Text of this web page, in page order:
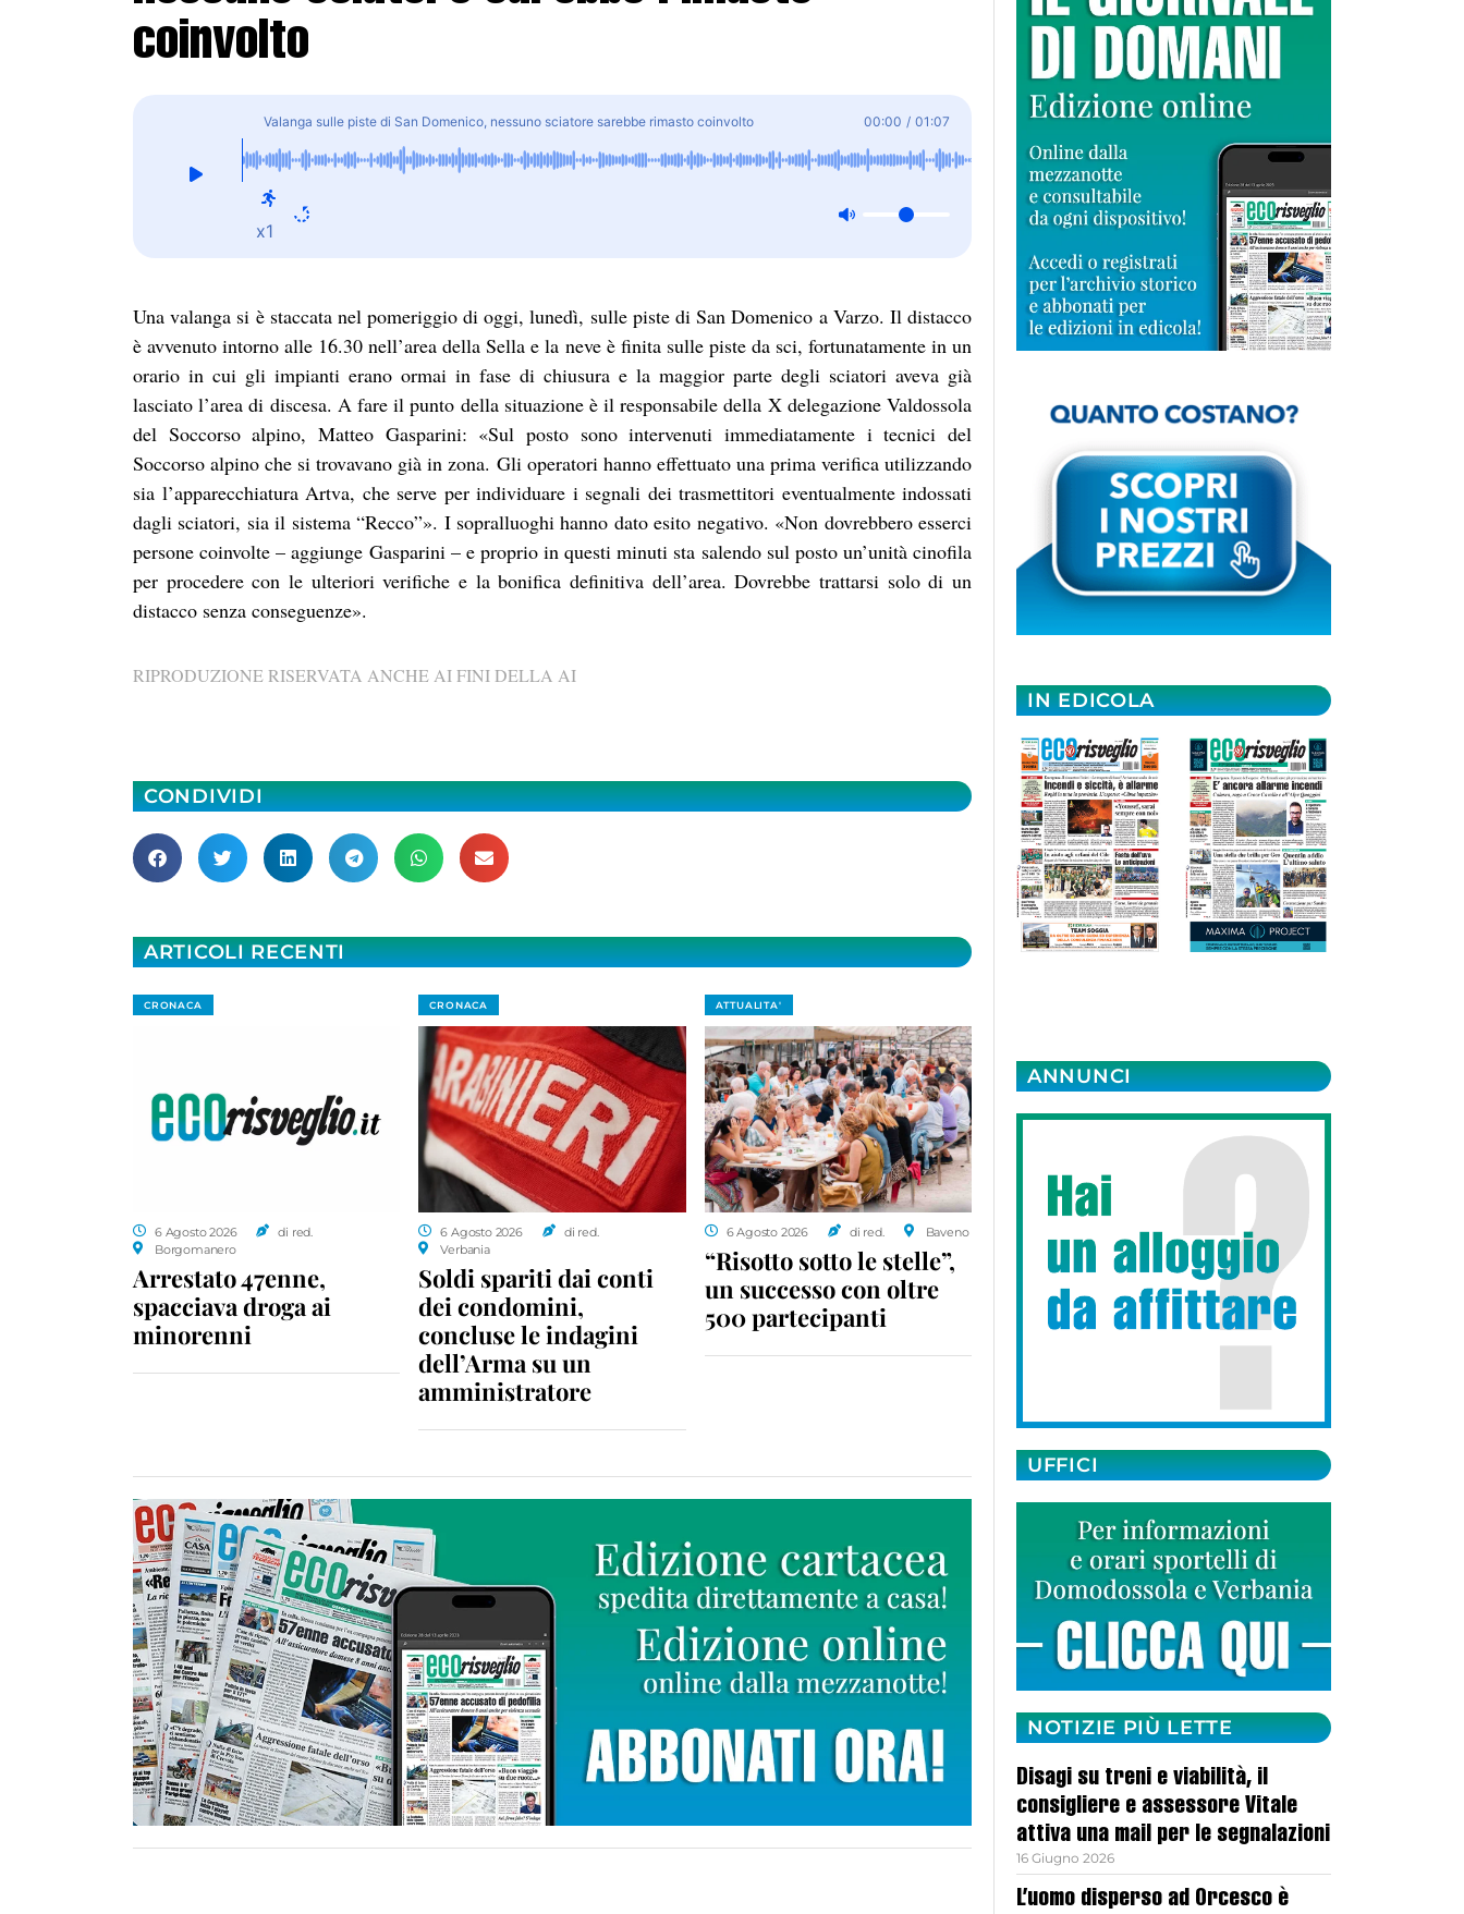
coinvolto
Valanga sulle piste di San Domenico, nessuno sciatore sarebbe rimasto coinvolto 00:00 / 01:07
x1
Una valanga si è staccata nel pomeriggio di oggi, lunedì, sulle piste di San Domenico a Varzo. Il distacco
è avvenuto intorno alle 16.30 nell’area della Sella e la neve è finita sulle piste da sci, fortunatamente in un
orario in cui gli impianti erano ormai in fase di chiusura e la maggior parte degli sciatori aveva già
lasciato l’area di discesa. A fare il punto della situazione è il responsabile della X delegazione Valdossola
del Soccorso alpino, Matteo Gasparini: «Sul posto sono intervenuti immediatamente i tecnici del
Soccorso alpino che si trovavano già in zona. Gli operatori hanno effettuato una prima verifica utilizzando
sia l’apparecchiatura Artva, che serve per individuare i segnali dei trasmettitori eventualmente indossati
dagli sciatori, sia il sistema “Recco”». I sopralluoghi hanno dato esito negativo. «Non dovrebbero esserci
persone coinvolte – aggiunge Gasparini – e proprio in questi minuti sta salendo sul posto un’unità cinofila
per procedere con le ulteriori verifiche e la bonifica definitiva dell’area. Dovrebbe trattarsi solo di un
distacco senza conseguenze».
RIPRODUZIONE RISERVATA ANCHE AI FINI DELLA AI
CONDIVIDI
ARTICOLI RECENTI
CRONACA
6 Agosto 2026
di red.
Borgomanero
Arrestato 47enne,
spacciava droga ai
minorenni
CRONACA
6 Agosto 2026
di red.
Verbania
Soldi spariti dai conti
dei condomini,
concluse le indagini
dell’Arma su un
amministratore
ATTUALITA'
6 Agosto 2026 di red. Baveno
“Risotto sotto le stelle”,
un successo con oltre
500 partecipanti
IN EDICOLA
ANNUNCI
UFFICI
NOTIZIE PIÙ LETTE
Disagi su treni e viabilità, il
consigliere e assessore Vitale
attiva una mail per le segnalazioni
16 Giugno 2026
L’uomo disperso ad Orcesco è